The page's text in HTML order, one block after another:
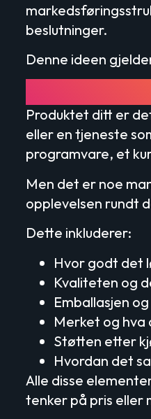
beslutninger.
Denne ideen
Produktet ditt er
eller en tjeneste
programvare, et
Men det er noe
opplevelsen rundt
Dette inkluderer:
Hvor godt det
Kvaliteten og
Emballasjen
Merket og
Støtten etter
Hvordan det
Alle disse
tenker på pris eller